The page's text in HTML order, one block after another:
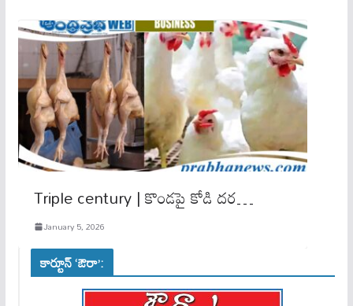
Triple century | కొండ‌పై కోడి ద‌ర‌…
January 5, 2026
కార్టూన్ ‘ఔరా’: